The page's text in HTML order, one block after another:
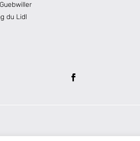
du Lidl